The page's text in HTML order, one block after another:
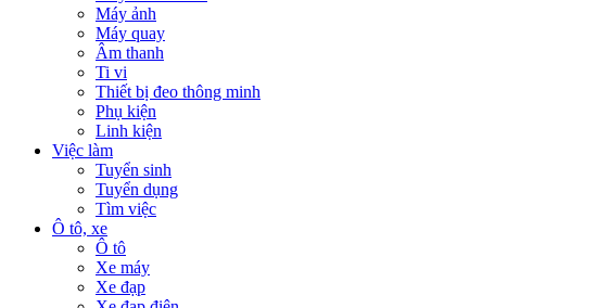
Máy ảnh
Máy quay
Âm thanh
Ti vi
Thiết bị đeo thông minh
Phụ kiện
Linh kiện
Việc làm
Tuyển sinh
Tuyển dụng
Tìm việc
Ô tô, xe
Ô tô
Xe máy
Xe đạp